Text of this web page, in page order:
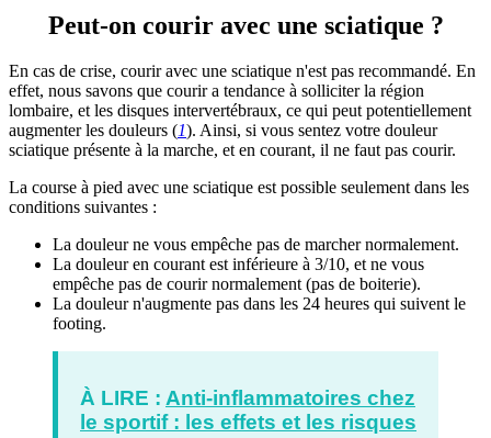
Peut-on courir avec une sciatique ?
En cas de crise, courir avec une sciatique n'est pas recommandé. En
effet, nous savons que courir a tendance à solliciter la région
lombaire, et les disques intervertébraux, ce qui peut potentiellement
augmenter les douleurs (1). Ainsi, si vous sentez votre douleur
sciatique présente à la marche, et en courant, il ne faut pas courir.
La course à pied avec une sciatique est possible seulement dans les
conditions suivantes :
La douleur ne vous empêche pas de marcher normalement.
La douleur en courant est inférieure à 3/10, et ne vous
empêche pas de courir normalement (pas de boiterie).
La douleur n'augmente pas dans les 24 heures qui suivent le
footing.
À LIRE : Anti-inflammatoires chez
le sportif : les effets et les risques